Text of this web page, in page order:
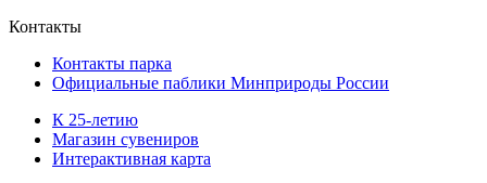
Контакты
Контакты парка
Официальные паблики Минприроды России
К 25-летию
Магазин сувениров
Интерактивная карта